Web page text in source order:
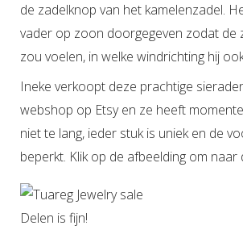
de zadelknop van het kamelenzadel.
vader op zoon doorgegeven zodat de
zou voelen, in welke windrichting hij
Ineke verkoopt deze prachtige
webshop op Etsy en ze heeft
niet te lang, ieder stuk is uniek en de
beperkt. Klik op de afbeelding om naar
Delen is fijn!